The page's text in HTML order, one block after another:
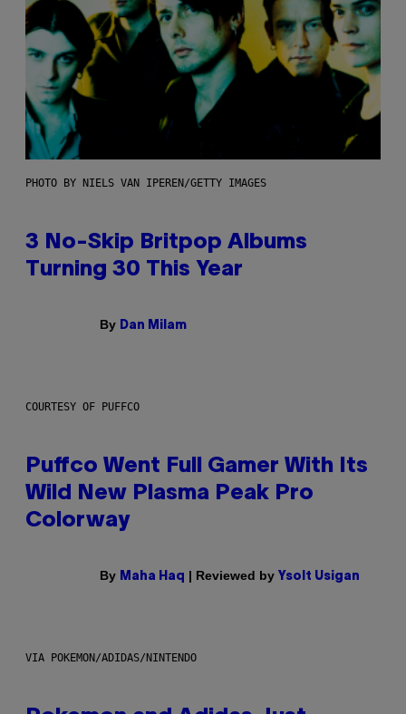
PHOTO BY NIELS VAN IPEREN/GETTY IMAGES
3 No-Skip Britpop Albums
Turning 30 This Year
By Dan Milam
COURTESY OF PUFFCO
Puffco Went Full Gamer With Its
Wild New Plasma Peak Pro
Colorway
By Maha Haq | Reviewed by Ysolt Usigan
VIA POKEMON/ADIDAS/NINTENDO